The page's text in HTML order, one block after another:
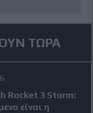
ΤΩΡΑ
Rocket 3 Storm:
είναι η